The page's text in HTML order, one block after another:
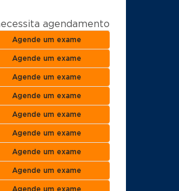
agendamento
Agende um exame
Agende um exame
Agende um exame
Agende um exame
Agende um exame
Agende um exame
Agende um exame
Agende um exame
Agende um exame